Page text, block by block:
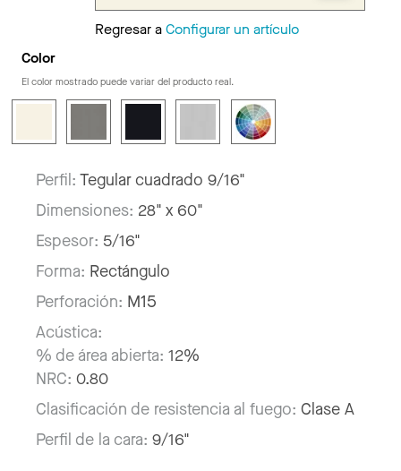
Regresar aConfigurar un artículo
Color
El color mostrado puede variar del producto real.
Perfil: Tegular cuadrado 9/16"
Dimensiones: 28" x 60"
Espesor: 5/16"
Forma: Rectángulo
Perforación: M15
Acústica:
% de área abierta: 12%
NRC: 0.80
Clasificación de resistencia al fuego: Clase A
Perfil de la cara: 9/16"